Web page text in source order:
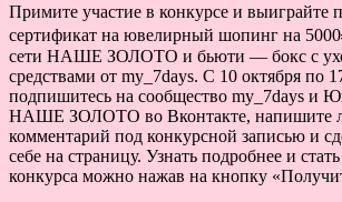
Примите участие в конкурсе и выиграйте
сертификат на ювелирный шопинг на
сети НАШЕ ЗОЛОТО и бьюти — бокс с
средствами от my_7days. С 10 октября по
подпишитесь на сообщество my_7days и
НАШЕ ЗОЛОТО во Вконтакте, напишите
комментарий под конкурсной записью и
себе на страницу. Узнать подробнее и
конкурса можно нажав на кнопку